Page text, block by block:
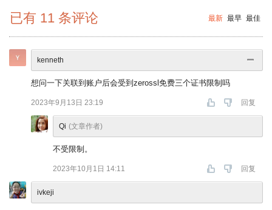
已有 11 条评论 最新 最早 最佳
kenneth
想问一下关联到账户后会受到zerossl免费三个证书限制吗
2023年9月13日 23:19 回复
Qi (文章作者)
不受限制。
2023年10月1日 14:11 回复
ivkeji